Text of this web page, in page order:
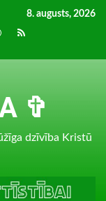
8. augusts, 2026
RSS
✞
dzīvība Kristū